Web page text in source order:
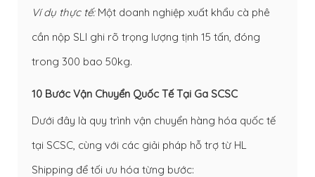
Ví dụ thực tế:Một doanh nghiệp xuất khẩu cà phê
cần nộp SLI ghi rõ trọng lượng tịnh 15 tấn, đóng
trong 300 bao 50kg.
10 Bước Vận Chuyển Quốc Tế Tại Ga SCSC
Dưới đây là quy trình vận chuyển hàng hóa quốc tế
tại SCSC, cùng với các giải pháp hỗ trợ từ HL
Shipping để tối ưu hóa từng bước: